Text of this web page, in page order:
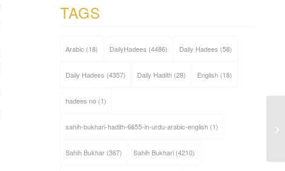
TAGS
Arabic (18) DailyHadees (4486) Daily Hadees (58)
Daily Hadess (4357) Daily Hadith(28) English(18)
hadees no(1)
sahih-bukhari-hadith-6655-in-urdu-arabic-english(1)
Sahih Bukhar(367) Sahih Bukhari(4210)